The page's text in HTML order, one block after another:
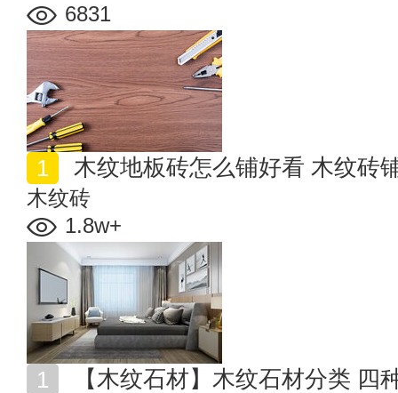
6831
木纹地板砖怎么铺好看 木纹砖
木纹砖
1.8w+
【木纹石材】木纹石材分类 四